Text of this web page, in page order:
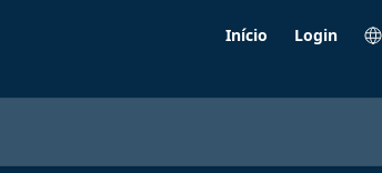
Início Login